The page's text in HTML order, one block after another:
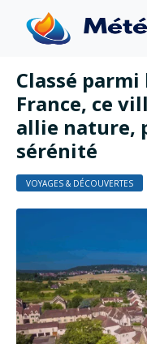
Classé
France, ce
allie nature,
sérénité
VOYAGES & DÉCOUVERTES